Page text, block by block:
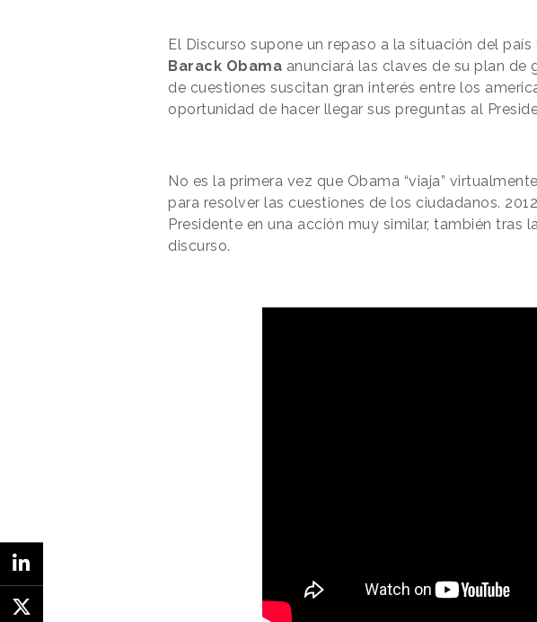
El Discurso supone un repaso a la situación del
Barack Obama anunciará las claves de su plan de
de cuestiones suscitan gran interés entre los
oportunidad de hacer llegar sus preguntas al
No es la primera vez que Obama “viaja”
para resolver las cuestiones de los ciudadanos.
Presidente en una acción muy similar, también tras
discurso.